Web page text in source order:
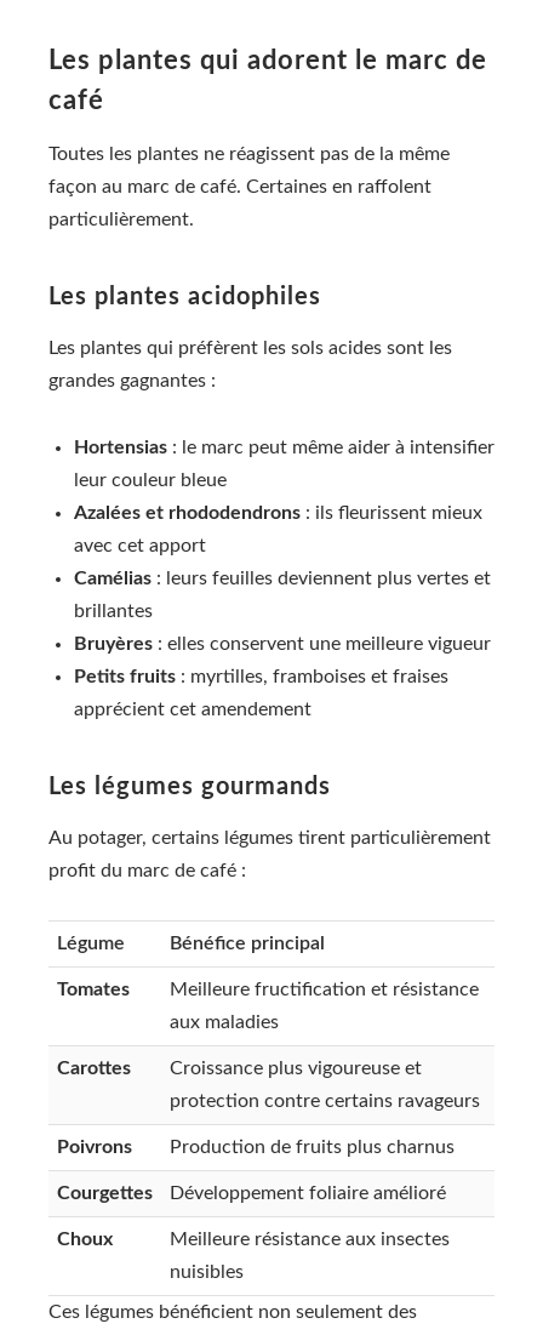
Les plantes qui adorent le marc de
café
Toutes les plantes ne réagissent pas de la même
façon au marc de café. Certaines en raffolent
particulièrement.
Les plantes acidophiles
Les plantes qui préfèrent les sols acides sont les
grandes gagnantes :
Hortensias : le marc peut même aider à intensifier
leur couleur bleue
Azalées et rhododendrons : ils fleurissent mieux
avec cet apport
Camélias : leurs feuilles deviennent plus vertes et
brillantes
Bruyères : elles conservent une meilleure vigueur
Petits fruits : myrtilles, framboises et fraises
apprécient cet amendement
Les légumes gourmands
Au potager, certains légumes tirent particulièrement
profit du marc de café :
Légume Bénéfice principal
Tomates
Meilleure fructification et résistance
aux maladies
Carottes
Croissance plus vigoureuse et
protection contre certains ravageurs
Poivrons Production de fruits plus charnus
Courgettes Développement foliaire amélioré
Choux
Meilleure résistance aux insectes
nuisibles
Ces légumes bénéficient non seulement des